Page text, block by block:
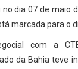
dia 07 de maio
marcada para o
com a
da Bahia teve